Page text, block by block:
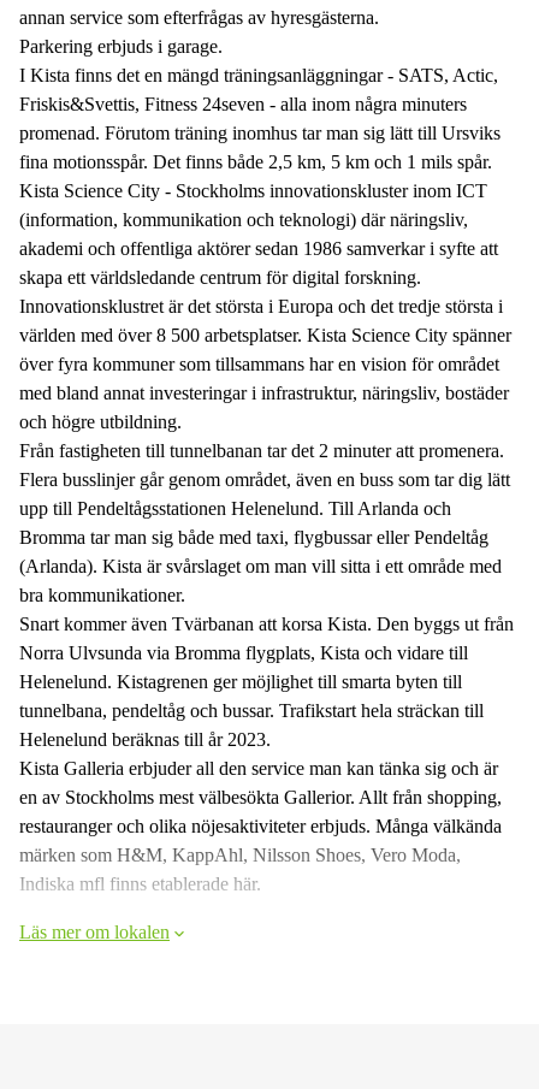
annan service som efterfrågas av hyresgästerna.
Parkering erbjuds i garage.
I Kista finns det en mängd träningsanläggningar - SATS, Actic,
Friskis&Svettis, Fitness 24seven - alla inom några minuters
promenad. Förutom träning inomhus tar man sig lätt till Ursviks
fina motionsspår. Det finns både 2,5 km, 5 km och 1 mils spår.
Kista Science City - Stockholms innovationskluster inom ICT
(information, kommunikation och teknologi) där näringsliv,
akademi och offentliga aktörer sedan 1986 samverkar i syfte att
skapa ett världsledande centrum för digital forskning.
Innovationsklustret är det största i Europa och det tredje största i
världen med över 8 500 arbetsplatser. Kista Science City spänner
över fyra kommuner som tillsammans har en vision för området
med bland annat investeringar i infrastruktur, näringsliv, bostäder
och högre utbildning.
Från fastigheten till tunnelbanan tar det 2 minuter att promenera.
Flera busslinjer går genom området, även en buss som tar dig lätt
upp till Pendeltågsstationen Helenelund. Till Arlanda och
Bromma tar man sig både med taxi, flygbussar eller Pendeltåg
(Arlanda). Kista är svårslaget om man vill sitta i ett område med
bra kommunikationer.
Snart kommer även Tvärbanan att korsa Kista. Den byggs ut från
Norra Ulvsunda via Bromma flygplats, Kista och vidare till
Helenelund. Kistagrenen ger möjlighet till smarta byten till
tunnelbana, pendeltåg och bussar. Trafikstart hela sträckan till
Helenelund beräknas till år 2023.
Kista Galleria erbjuder all den service man kan tänka sig och är
en av Stockholms mest välbesökta Gallerior. Allt från shopping,
restauranger och olika nöjesaktiviteter erbjuds. Många välkända
märken som H&M, KappAhl, Nilsson Shoes, Vero Moda,
Indiska mfl finns etablerade här.
Läs mer om lokalen